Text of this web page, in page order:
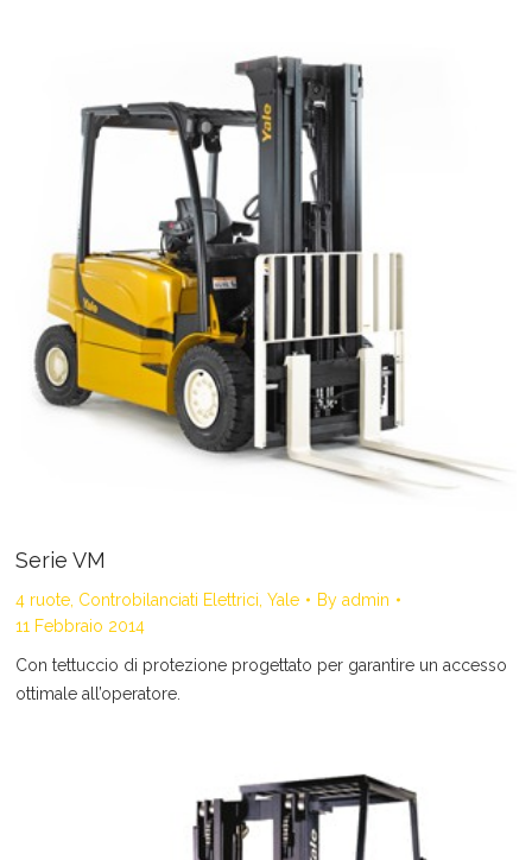
Serie VM
4 ruote, Controbilanciati Elettrici Yale By admin
11 Febbraio 2014
Con tettuccio di protezione progettato per garantire un accesso
ottimale all’operatore.